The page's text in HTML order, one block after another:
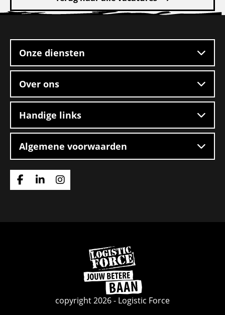
Rangeerder
Boxtel
footer
Onze diensten
Over ons
Handige links
Algemene voorwaarden
Ga
Ga
Ga
Ga
naar
de
homepage
copyright 2026 - Logistic Force